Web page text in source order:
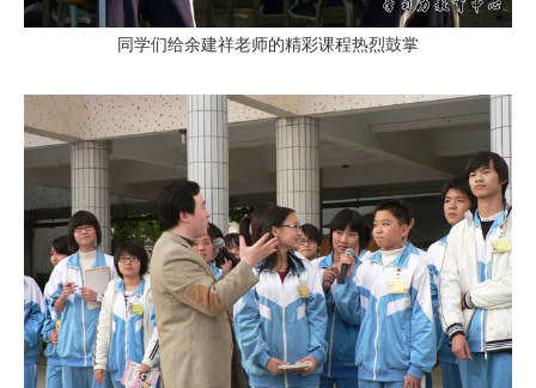
同学们给余建祥老师的精彩课程热烈鼓掌